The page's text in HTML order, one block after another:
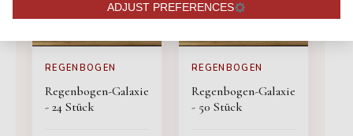
REGENBOGEN
Regenbogen-Galaxie
- 24 Stück
REGENBOGEN
Regenbogen-Galaxie
- 50 Stück
ADJUST PREFERENCES